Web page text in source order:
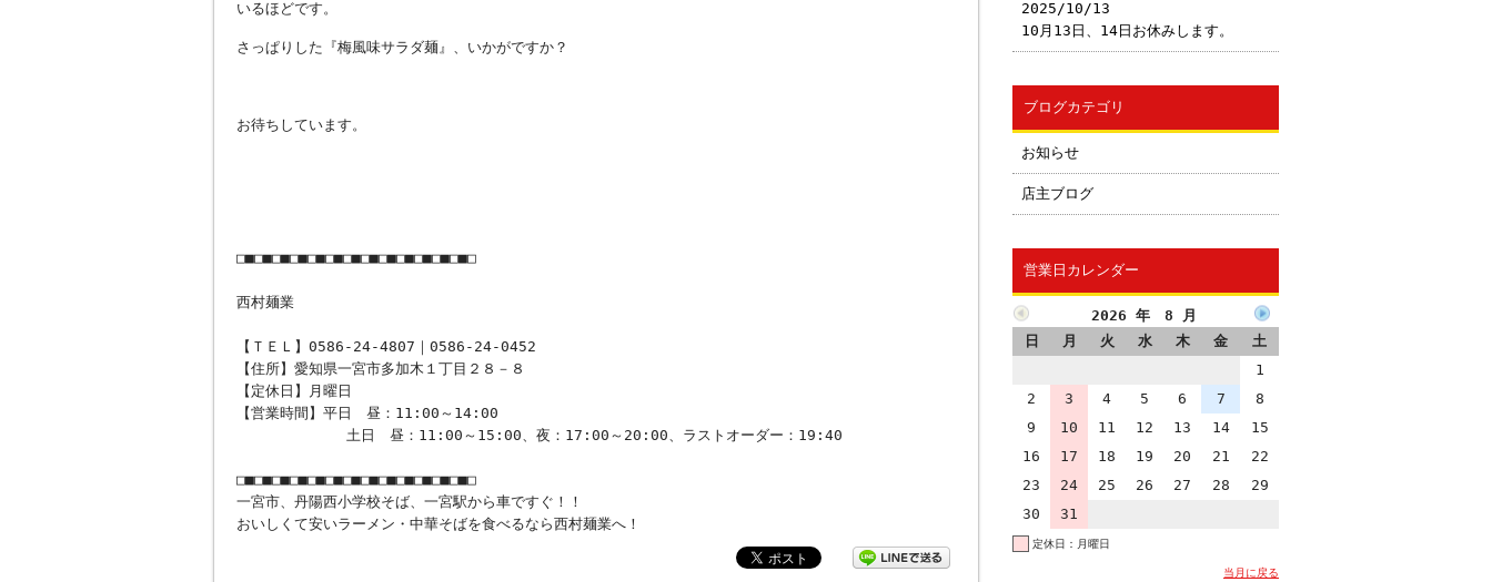
いるほどです。
さっぱりした『梅風味サラダ麺』、いかがですか？
お待ちしています。
□■□■□■□■□■□■□■□■□■□■□■□■□■□
西村麺業
【ＴＥＬ】0586-24-4807｜0586-24-0452
【住所】愛知県一宮市多加木１丁目２８－８
【定休日】月曜日
【営業時間】平日 昼：11:00～14:00
土日 昼：11:00～15:00、夜：17:00～20:00、ラストオーダー：19:40
□■□■□■□■□■□■□■□■□■□■□■□■□■□
一宮市、丹陽西小学校そば、一宮駅から車ですぐ！！
おいしくて安いラーメン・中華そばを食べるなら西村麺業へ！
2025/10/13
10月13日、14日お休みします。
ブログカテゴリ
お知らせ
店主ブログ
営業日カレンダー
2026 年 8 月
日
月 火 水 木 金
土
1
2
3 4 5 6 7
8
9
10 11 12 13 14
15
16
17 18 19 20 21
22
23
24 25 26 27 28
29
30
31
定休日：月曜日
当月に戻る